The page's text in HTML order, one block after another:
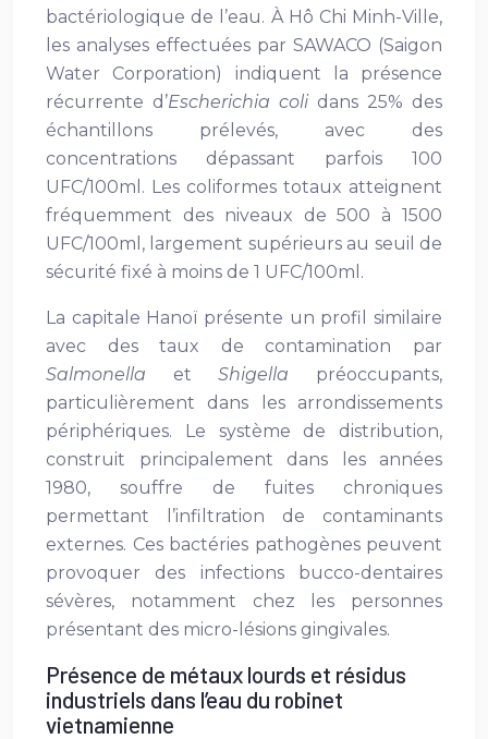
bactériologique de l’eau. À Hô Chi Minh-Ville,
les analyses effectuées par SAWACO (Saigon
Water Corporation) indiquent la présence
récurrente d’Escherichia colidans 25% des
échantillons prélevés, avec des
concentrations dépassant parfois 100
UFC/100ml. Les coliformes totaux atteignent
fréquemment des niveaux de 500 à 1500
UFC/100ml, largement supérieurs au seuil de
sécurité fixé à moins de 1 UFC/100ml.
La capitale Hanoï présente un profil similaire
avec des taux de contamination par
Salmonella etShigella préoccupants,
particulièrement dans les arrondissements
périphériques. Le système de distribution,
construit principalement dans les années
1980, souffre de fuites chroniques
permettant l’infiltration de contaminants
externes. Ces bactéries pathogènes peuvent
provoquer des infections bucco-dentaires
sévères, notamment chez les personnes
présentant des micro-lésions gingivales.
Présence de métaux lourds et résidus
industriels dans l’eau du robinet
vietnamienne